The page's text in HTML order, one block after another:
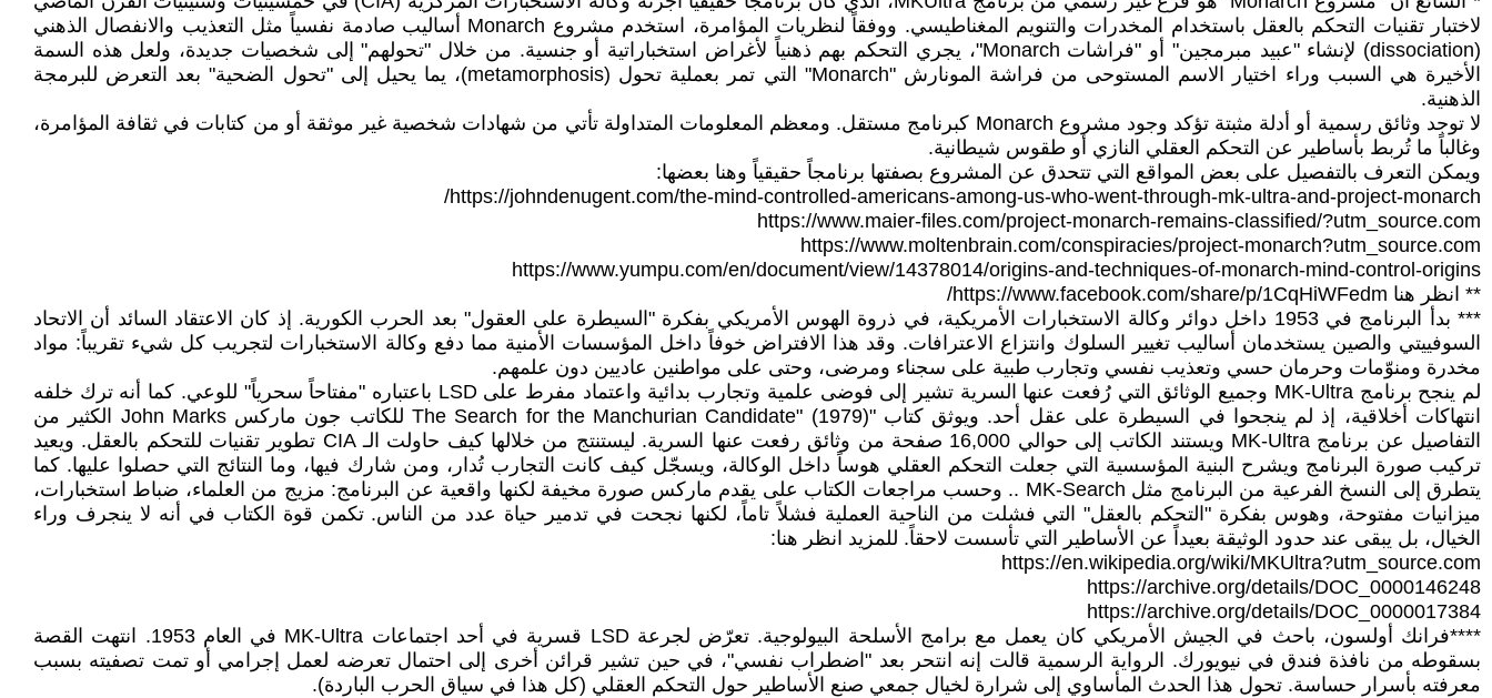
لاختبار تقنيات التحكم بالعقل باستخدام المخدرات والتنويم المغناطيسي. ووفقاً لنظريات المؤامرة، استخدم مشروع Monarch أساليب صادمة نفسياً مثل التعذيب والانفصال الذهني
(dissociation) لإنشاء "عبيد مبرمجين" أو "فراشات Monarch"، يجري التحكم بهم ذهنياً لأغراض استخباراتية أو جنسية. من خلال "تحولهم" إلى شخصيات جديدة، ولعل هذه السمة
الأخيرة هي السبب وراء اختيار الاسم المستوحى من فراشة المونارش "Monarch" التي تمر بعملية تحول (metamorphosis)، يما يحيل إلى "تحول الضحية" بعد التعرض للبرمجة
الذهنية.
لا توجد وثائق رسمية أو أدلة مثبتة تؤكد وجود مشروع Monarch كبرنامج مستقل. ومعظم المعلومات المتداولة تأتي من شهادات شخصية غير موثقة أو من كتابات في ثقافة المؤامرة،
وغالباً ما تُربط بأساطير عن التحكم العقلي النازي أو طقوس شيطانية.
ويمكن التعرف بالتفصيل على بعض المواقع التي تتحدق عن المشروع بصفتها برنامجاً حقيقياً وهنا بعضها:
https://johndenugent.com/the-mind-controlled-americans-among-us-who-went-through-mk-ultra-and-project-monarch/
https://www.maier-files.com/project-monarch-remains-classified/?utm_source.com
https://www.moltenbrain.com/conspiracies/project-monarch?utm_source.com
https://www.yumpu.com/en/document/view/14378014/origins-and-techniques-of-monarch-mind-control-origins
** انظر هنا https://www.facebook.com/share/p/1CqHiWFedm/
*** بدأ البرنامج في 1953 داخل دوائر وكالة الاستخبارات الأمريكية، في ذروة الهوس الأمريكي بفكرة "السيطرة على العقول" بعد الحرب الكورية. إذ كان الاعتقاد السائد أن الاتحاد
السوفييتي والصين يستخدمان أساليب تغيير السلوك وانتزاع الاعترافات. وقد هذا الافتراض خوفاً داخل المؤسسات الأمنية مما دفع وكالة الاستخبارات لتجريب كل شيء تقريباً: مواد
مخدرة ومنوّمات وحرمان حسي وتعذيب نفسي وتجارب طبية على سجناء ومرضى، وحتى على مواطنين عاديين دون علمهم.
لم ينجح برنامج MK-Ultra وجميع الوثائق التي رُفعت عنها السرية تشير إلى فوضى علمية وتجارب بدائية واعتماد مفرط على LSD باعتباره "مفتاحاً سحرياً" للوعي. كما أنه ترك خلفه
انتهاكات أخلاقية، إذ لم ينجحوا في السيطرة على عقل أحد. ويوثق كتاب "The Search for the Manchurian Candidate" (1979) للكاتب جون ماركس John Marks الكثير من
التفاصيل عن برنامج MK-Ultra ويستند الكاتب إلى حوالي 16,000 صفحة من وثائق رفعت عنها السرية. ليستنتج من خلالها كيف حاولت الـ CIA تطوير تقنيات للتحكم بالعقل. ويعيد
تركيب صورة البرنامج ويشرح البنية المؤسسية التي جعلت التحكم العقلي هوساً داخل الوكالة، ويسجّل كيف كانت التجارب تُدار، ومن شارك فيها، وما النتائج التي حصلوا عليها. كما
يتطرق إلى النسخ الفرعية من البرنامج مثل MK-Search .. وحسب مراجعات الكتاب على يقدم ماركس صورة مخيفة لكنها واقعية عن البرنامج: مزيج من العلماء، ضباط استخبارات،
ميزانيات مفتوحة، وهوس بفكرة "التحكم بالعقل" التي فشلت من الناحية العملية فشلاً تاماً، لكنها نجحت في تدمير حياة عدد من الناس. تكمن قوة الكتاب في أنه لا ينجرف وراء
الخيال، بل يبقى عند حدود الوثيقة بعيداً عن الأساطير التي تأسست لاحقاً. للمزيد انظر هنا:
https://en.wikipedia.org/wiki/MKUltra?utm_source.com
https://archive.org/details/DOC_0000146248
https://archive.org/details/DOC_0000017384
****فرانك أولسون، باحث في الجيش الأمريكي كان يعمل مع برامج الأسلحة البيولوجية. تعرّض لجرعة LSD قسرية في أحد اجتماعات MK-Ultra في العام 1953. انتهت القصة
بسقوطه من نافذة فندق في نيويورك. الرواية الرسمية قالت إنه انتحر بعد "اضطراب نفسي"، في حين تشير قرائن أخرى إلى احتمال تعرضه لعمل إجرامي أو تمت تصفيته بسبب
معرفته بأسرار حساسة. تحول هذا الحدث المأساوي إلى شرارة لخيال جمعي صنع الأساطير حول التحكم العقلي (كل هذا في سياق الحرب الباردة).